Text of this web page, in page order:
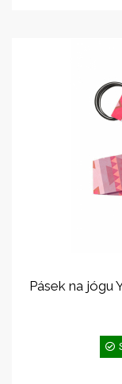
Pásek na jógu